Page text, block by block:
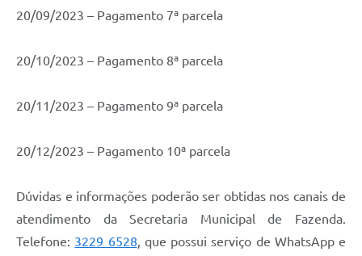
20/09/2023 – Pagamento 7ª parcela
20/10/2023 – Pagamento 8ª parcela
20/11/2023 – Pagamento 9ª parcela
20/12/2023 – Pagamento 10ª parcela
Dúvidas e informações poderão ser obtidas nos canais de
atendimento da Secretaria Municipal de Fazenda.
Telefone: 3229 6528, que possui serviço de WhatsApp e